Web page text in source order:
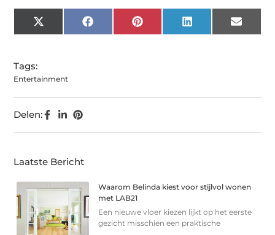
X
(Twitter)
FacebookPinterest LinkedIn Email
Tags:
Entertainment
Delen:
Laatste Bericht
Waarom Belinda kiest voor stijlvol wonen
met LAB21
Een nieuwe vloer kiezen lijkt op het eerste
gezicht misschien een praktische